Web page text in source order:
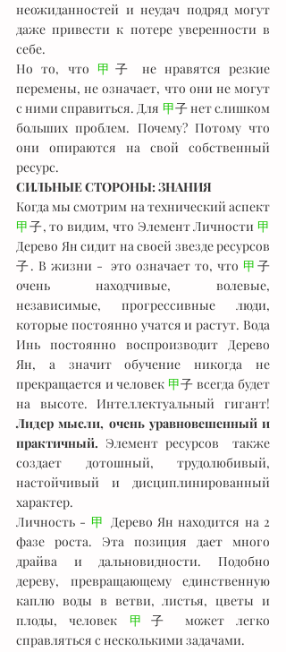
неожиданностей и неудач подряд могут
даже привести к потере уверенности в
себе.
Но то, что 甲 子 не нравятся резкие
перемены, не означает, что они не могут
с ними справиться. Для 甲子 нет слишком
больших проблем. Почему? Потому что
они опираются на свой собственный
ресурс.
СИЛЬНЫЕ СТОРОНЫ: ЗНАНИЯ
甲子, то видим, что Элемент Личности 甲
Дерево Ян сидит на своей звезде ресурсов
子. В жизни -  это означает то, что 甲子
очень находчивые, волевые,
независимые, прогрессивные люди,
которые постоянно учатся и растут. Вода
Инь постоянно воспроизводит Дерево
Ян, а значит обучение никогда не
прекращается и человек 甲子 всегда будет
Лидер мысли, очень уравновешенный и
практичный. Элемент ресурсов  также
создает дотошный, трудолюбивый,
настойчивый и дисциплинированный
характер.
Личность - 甲 Дерево Ян находится на 2
фазе роста. Эта позиция дает много
драйва и дальновидности. Подобно
дереву, превращающему единственную
каплю воды в ветви, листья, цветы и
плоды, человек 甲子 может легко
справляться с несколькими задачами.